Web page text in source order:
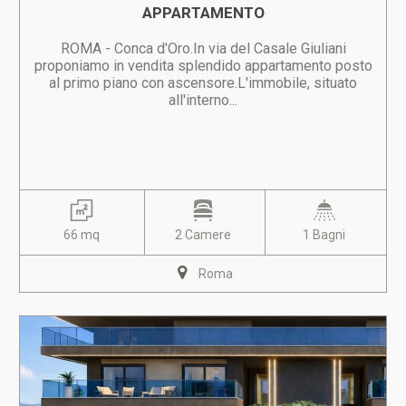
APPARTAMENTO
ROMA - Conca d'Oro.In via del Casale Giuliani
proponiamo in vendita splendido appartamento posto
al primo piano con ascensore.L'immobile, situato
all'interno...
66 mq 2 Camere 1 Bagni
Roma